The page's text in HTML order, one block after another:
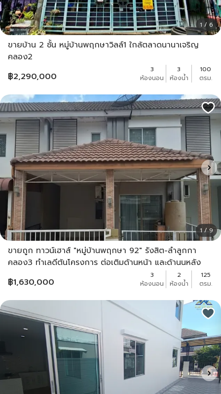
1 / 6
ขายบ้าน 2 ชั้น หมู่บ้านพฤกษาวิลล์1 ใกล้ตลาดนานาเจริญ
คลอง2
฿2,290,000
3
ห้องนอน
3
ห้องน้ำ
100
ตรม.
1 / 9
ขายถูก ทาวน์เฮาส์ "หมู่บ้านพฤกษา 92" รังสิต-ลำลูกกา
คลอง3 ทำเลดีต้นโครงการ ต่อเติมด้านหน้า และด้านนหลัง
฿1,630,000
3
ห้องนอน
2
ห้องน้ำ
125
ตรม.